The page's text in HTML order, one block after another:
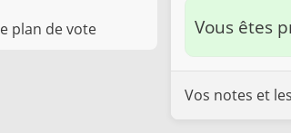
plan de vote
Vous êtes
Vos notes et